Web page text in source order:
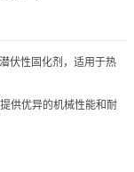
伏性固化剂，适用于热
供优异的机械性能和耐